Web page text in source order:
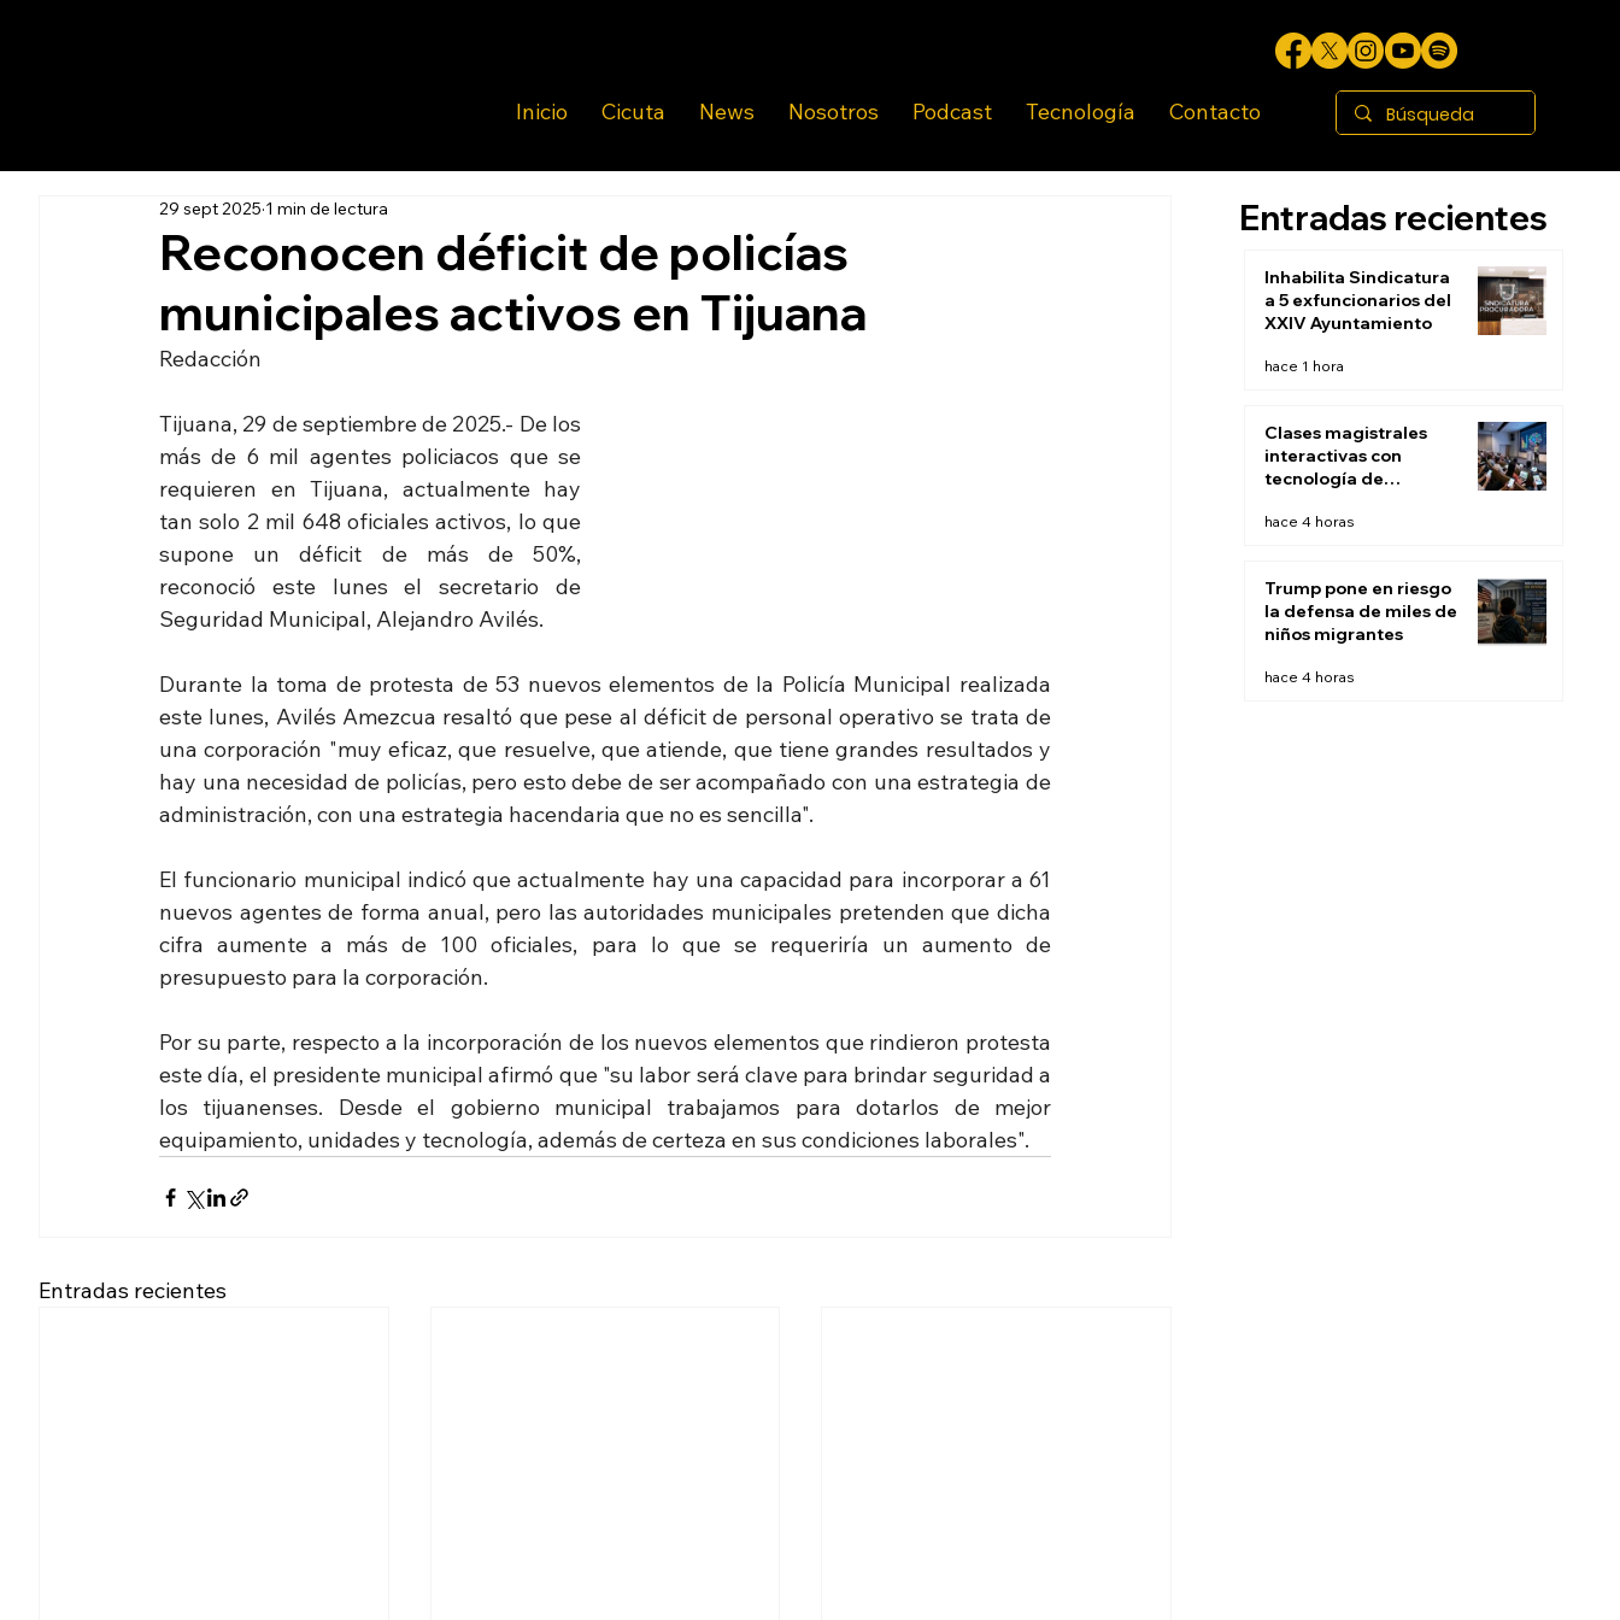
Inicio Cicuta News Nosotros Podcast Tecnología Contacto
Reconocen déficit de policías
municipales activos en Tijuana
29 sept 2025 1 min de lectura
Redacción
Tijuana, 29 de septiembre de 2025.- De los
más de 6 mil agentes policiacos que se
requieren en Tijuana, actualmente hay
tan solo 2 mil 648 oficiales activos, lo que
supone un déficit de más de 50%,
reconoció este lunes el secretario de
Seguridad Municipal, Alejandro Avilés.
Durante la toma de protesta de 53 nuevos elementos de la Policía Municipal realizada
este lunes, Avilés Amezcua resaltó que pese al déficit de personal operativo se trata de
una corporación "muy eficaz, que resuelve, que atiende, que tiene grandes resultados y
hay una necesidad de policías, pero esto debe de ser acompañado con una estrategia de
administración, con una estrategia hacendaria que no es sencilla".
El funcionario municipal indicó que actualmente hay una capacidad para incorporar a 61
nuevos agentes de forma anual, pero las autoridades municipales pretenden que dicha
cifra aumente a más de 100 oficiales, para lo que se requeriría un aumento de
presupuesto para la corporación.
Por su parte, respecto a la incorporación de los nuevos elementos que rindieron protesta
este día, el presidente municipal afirmó que "su labor será clave para brindar seguridad a
los tijuanenses. Desde el gobierno municipal trabajamos para dotarlos de mejor
equipamiento, unidades y tecnología, además de certeza en sus condiciones laborales".
Entradas recientes
Entradas recientes
Inhabilita Sindicatura
a 5 exfuncionarios del
XXIV Ayuntamiento
hace 1 hora
Clases magistrales
interactivas con
tecnología de
audiencia: El fin de la
hace 4 horas
Trump pone en riesgo
la defensa de miles de
niños migrantes
hace 4 horas